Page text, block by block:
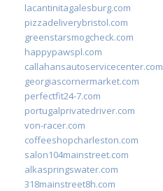
lacantinitagalesburg.com
pizzadeliverybristol.com
greenstarsmogcheck.com
happypawspl.com
callahansautoservicecenter.com
georgiascornermarket.com
perfectfit24-7.com
portugalprivatedriver.com
von-racer.com
coffeeshopcharleston.com
salon104mainstreet.com
alkaspringswater.com
318mainstreet8h.com